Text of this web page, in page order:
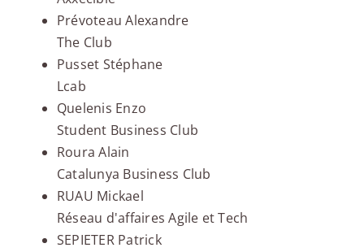
Prévoteau Alexandre
The Club
Pusset Stéphane
Lcab
Quelenis Enzo
Student Business Club
Roura Alain
Catalunya Business Club
RUAU Mickael
Réseau d'affaires Agile et Tech
SEPIETER Patrick